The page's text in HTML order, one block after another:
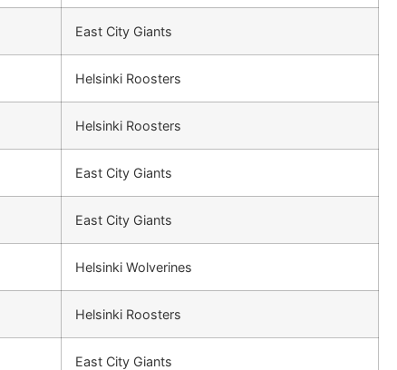
East City Giants
Helsinki Roosters
Helsinki Roosters
East City Giants
East City Giants
Helsinki Wolverines
Helsinki Roosters
East City Giants